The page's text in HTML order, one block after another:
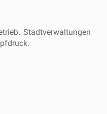
Stadtverwaltungen